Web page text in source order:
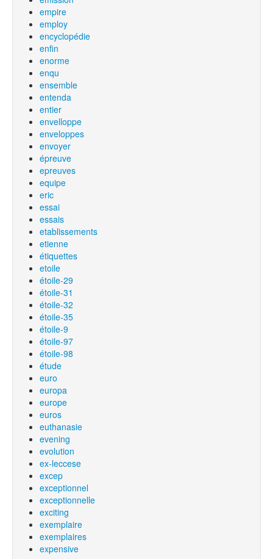
empire
employ
encyclopédie
enfin
enorme
enqu
ensemble
entenda
entier
envelloppe
enveloppes
envoyer
épreuve
epreuves
equipe
eric
essai
essais
etablissements
etienne
étiquettes
etoile
étoile-29
étoile-31
étoile-32
étoile-35
étoile-9
étoile-97
étoile-98
étude
euro
europa
europe
euros
euthanasie
evening
evolution
ex-leccese
excep
exceptionnel
exceptionnelle
exciting
exemplaire
exemplaires
expensive